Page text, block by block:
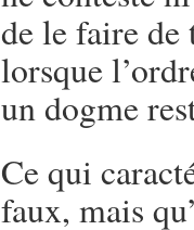
de le faire de
lorsque
un dogme
Ce qui
faux, mais